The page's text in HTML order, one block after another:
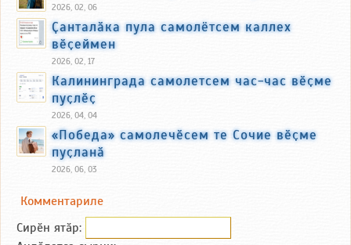
2026, 02, 06
Ҫанталӑка пула самолётсем каллех
вӗҫеймен
2026, 02, 17
Калининграда самолетсем час-час вӗҫме
пуҫлӗҫ
2026, 04, 04
«Победа» самолечӗсем те Сочие вӗҫме
пуҫланӑ
2026, 06, 03
Комментариле
Сирӗн ятӑp: